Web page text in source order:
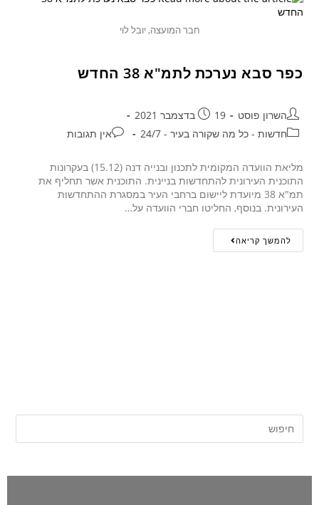
חבר המועצה, יובל לוי
כפר סבא נערכת לתמ"א 38 החדש
השרון פוסט
19 בדצמבר 2021
חדשות - כל מה שקורה בעיר - 24/7
אין תגובות
מליאת הוועדה המקומית לתכנון ובנייה דנה (15.12) בעקרונות
התוכנית העירונית להתחדשות בניינית. התוכנית אשר תחליף את
תמ"א 38 מיועדת ליישום ברחבי העיר במסגרת ההתחדשות
העירונית. בנוסף, החליטו חברי הוועדה על…
להמשך קריאה